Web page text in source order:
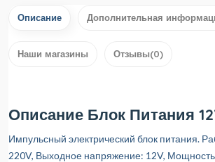
Описание Дополнительная
Наши магазины Отзывы(0)
Описание Блок Питания
Импульсный электрический блок питания.
220V, Выходное напряжение: 12V,